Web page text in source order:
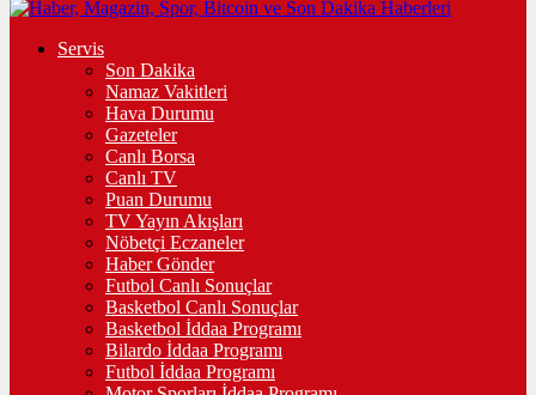
Servis
Son Dakika
Namaz Vakitleri
Hava Durumu
Gazeteler
Canlı Borsa
Canlı TV
Puan Durumu
TV Yayın Akışları
Nöbetçi Eczaneler
Haber Gönder
Futbol Canlı Sonuçlar
Basketbol Canlı Sonuçlar
Basketbol İddaa Programı
Bilardo İddaa Programı
Futbol İddaa Programı